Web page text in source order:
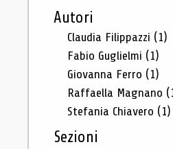
Autori
Claudia Filippazzi (1)
Fabio Guglielmi (1)
Giovanna Ferro (1)
Raffaella Magnano
Stefania Chiavero (1)
Sezioni